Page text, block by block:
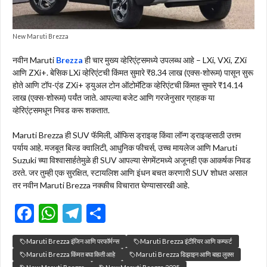
New Maruti Brezza
नवीन Maruti Brezza ही चार मुख्य व्हेरिएंट्समध्ये उपलब्ध आहे – LXi, VXi, ZXi
आणि ZXi+. बेसिक LXi व्हेरिएंटची किंमत सुमारे ₹8.34 लाख (एक्स-शोरूम) पासून सुरू
होते आणि टॉप-एंड ZXi+ ड्युअल टोन ऑटोमॅटिक व्हेरिएंटची किंमत सुमारे ₹14.14
लाख (एक्स-शोरूम) पर्यंत जाते. आपल्या बजेट आणि गरजेनुसार ग्राहक या
व्हेरिएंट्समधून निवड करू शकतात.
Maruti Brezza ही SUV फॅमिली, ऑफिस ड्राइव्ह किंवा लॉन्ग ड्राइव्हसाठी उत्तम
पर्याय आहे. मजबूत बिल्ड क्वालिटी, आधुनिक फीचर्स, उच्च मायलेज आणि Maruti
Suzuki च्या विश्वासार्हतेमुळे ही SUV आपल्या सेगमेंटमध्ये अजूनही एक आकर्षक निवड
ठरते. जर तुम्ही एक सुरक्षित, स्टायलिश आणि इंधन बचत करणारी SUV शोधत असाल
तर नवीन Maruti Brezza नक्कीच विचारात घेण्यासारखी आहे.
F
ac
e
W
h
at
T
el
e
h
ar
Maruti Brezza इंजिन आणि परफॉर्मन्स
Maruti Brezza इंटीरियर आणि कम्फर्ट
Maruti Brezza किंमत बघा किती आहे
Maruti Brezza डिझाइन आणि बाह्य लुक्स